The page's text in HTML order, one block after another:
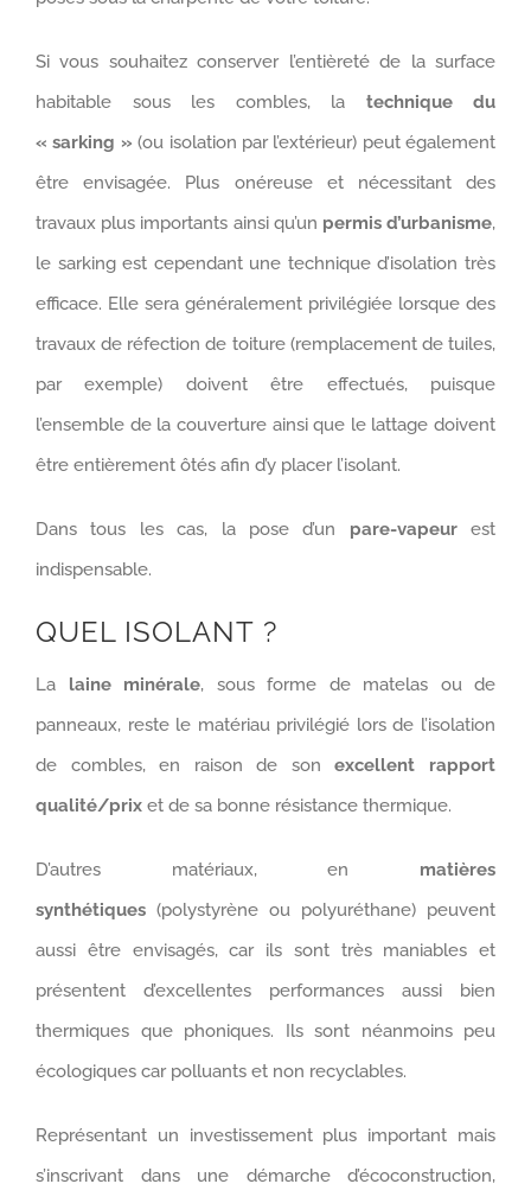
Si vous souhaitez conserver l’entièreté de la surface
habitable sous les combles, la technique du
« sarking » (ou isolation par l’extérieur) peut également
être envisagée. Plus onéreuse et nécessitant des
travaux plus importants ainsi qu’un permis d’urbanisme,
le sarking est cependant une technique d’isolation très
efficace. Elle sera généralement privilégiée lorsque des
travaux de réfection de toiture (remplacement de tuiles,
par exemple) doivent être effectués, puisque
l’ensemble de la couverture ainsi que le lattage doivent
être entièrement ôtés afin d’y placer l’isolant.
Dans tous les cas, la pose d’un pare-vapeur est
indispensable.
QUEL ISOLANT ?
La laine minérale, sous forme de matelas ou de
panneaux, reste le matériau privilégié lors de l’isolation
de combles, en raison de sonexcellent rapport
qualité/prix et de sa bonne résistance thermique.
D’autres matériaux, en matières
synthétiques (polystyrène ou polyuréthane) peuvent
aussi être envisagés, car ils sont très maniables et
présentent d’excellentes performances aussi bien
thermiques que phoniques. Ils sont néanmoins peu
écologiques car polluants et non recyclables.
Représentant un investissement plus important mais
s’inscrivant dans une démarche d’écoconstruction,